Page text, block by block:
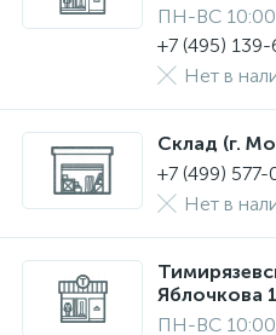
ПН-ВС
+7 (495)
Нет в
Склад (г.
+7 (499)
Нет в
Яблочкова
ПН-ВС